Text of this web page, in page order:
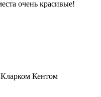
очень красивые!
Кентом